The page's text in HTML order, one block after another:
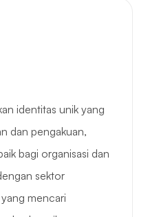
identitas unik yang
dan pengakuan,
bagi organisasi dan
sektor
mencari